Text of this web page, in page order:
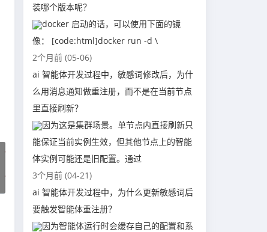
装哪个版本呢？
docker 启动的话，可以使用下面的镜
像： [code:html]docker run -d \
2个月前 (05-06)
ai 智能体开发过程中，敏感词修改后，为什
么用消息通知做重注册，而不是在当前节点
里直接刷新？
因为这是集群场景。单节点内直接刷新只
能保证当前实例生效，但其他节点上的智能
体实例可能还是旧配置。通过
3个月前 (04-21)
ai 智能体开发过程中，为什么更新敏感词后
要触发智能体重注册？
因为智能体运行时会缓存自己的配置和系